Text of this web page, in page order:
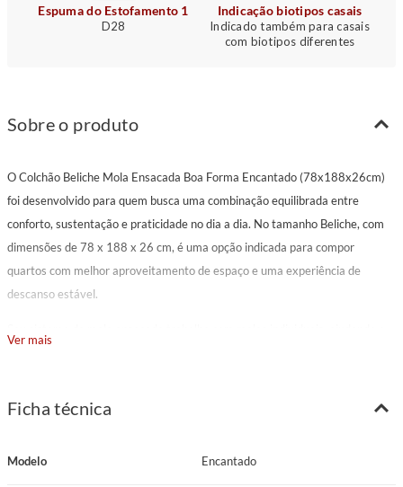
Espuma do Estofamento 1
D28
Indicação biotipos casais
Indicado também para casais
com biotipos diferentes
Sobre o produto
O Colchão Beliche Mola Ensacada Boa Forma Encantado (78x188x26cm)
foi desenvolvido para quem busca uma combinação equilibrada entre
conforto, sustentação e praticidade no dia a dia. No tamanho Beliche, com
dimensões de 78 x 188 x 26 cm, é uma opção indicada para compor
quartos com melhor aproveitamento de espaço e uma experiência de
descanso estável.
O estofamento em espuma D28 contribui para a sensação de apoio e
Ver mais
Ficha técnica
Modelo Encantado